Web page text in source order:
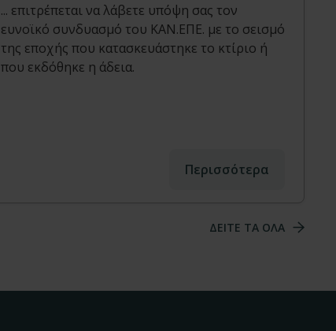
... επιτρέπεται να λάβετε υπόψη σας τον
ευνοϊκό συνδυασμό του ΚΑΝ.ΕΠΕ. με το σεισμό
της εποχής που κατασκευάστηκε το κτίριο ή
που εκδόθηκε η άδεια.
Περισσότερα
ΔΕΙΤΕ ΤΑ ΟΛΑ